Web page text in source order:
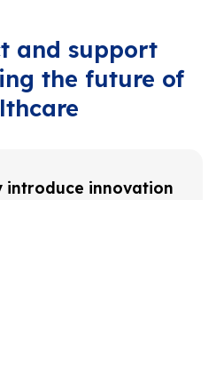
and support
the future of
innovation